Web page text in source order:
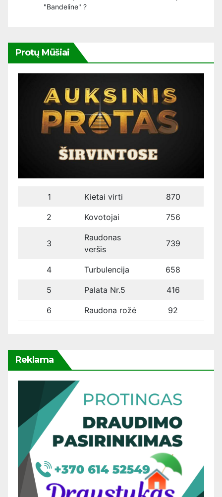
"Bandeline" ?
Protų Mūšiai
1 Kietai virti 870
2 Kovotojai 756
3
Raudonas
veršis
739
4 Turbulencija 658
5 Palata Nr.5 416
6 Raudona rožė 92
Reklama